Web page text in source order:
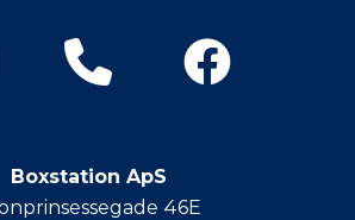
Boxstation ApS
46E